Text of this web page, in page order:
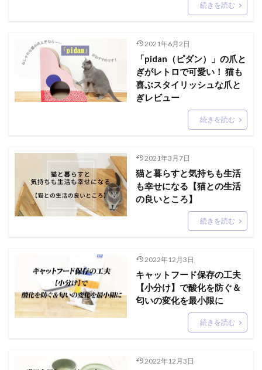
続きを読む
2021年6月2日
「pidan（ピダン）」の爪と
ぎがレトロで可愛い！ 猫も
喜ぶスタイリッシュな爪と
ぎレビュー
続きを読む
2021年3月7日
猫と暮らすと気持ちも生活
も幸せになる【猫との生活
の良いところ】
続きを読む
2022年12月3日
キャットフード保存の工夫
【小分け】で酸化を防ぐ＆
匂いの変化を最小限に
続きを読む
2022年12月3日